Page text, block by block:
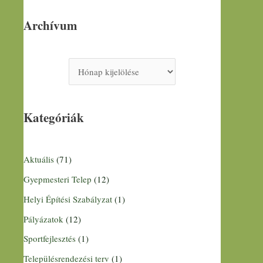
Archívum
Kategóriák
Aktuális (71)
Gyepmesteri Telep (12)
Helyi Építési Szabályzat (1)
Pályázatok (12)
Sportfejlesztés (1)
Településrendezési terv (1)